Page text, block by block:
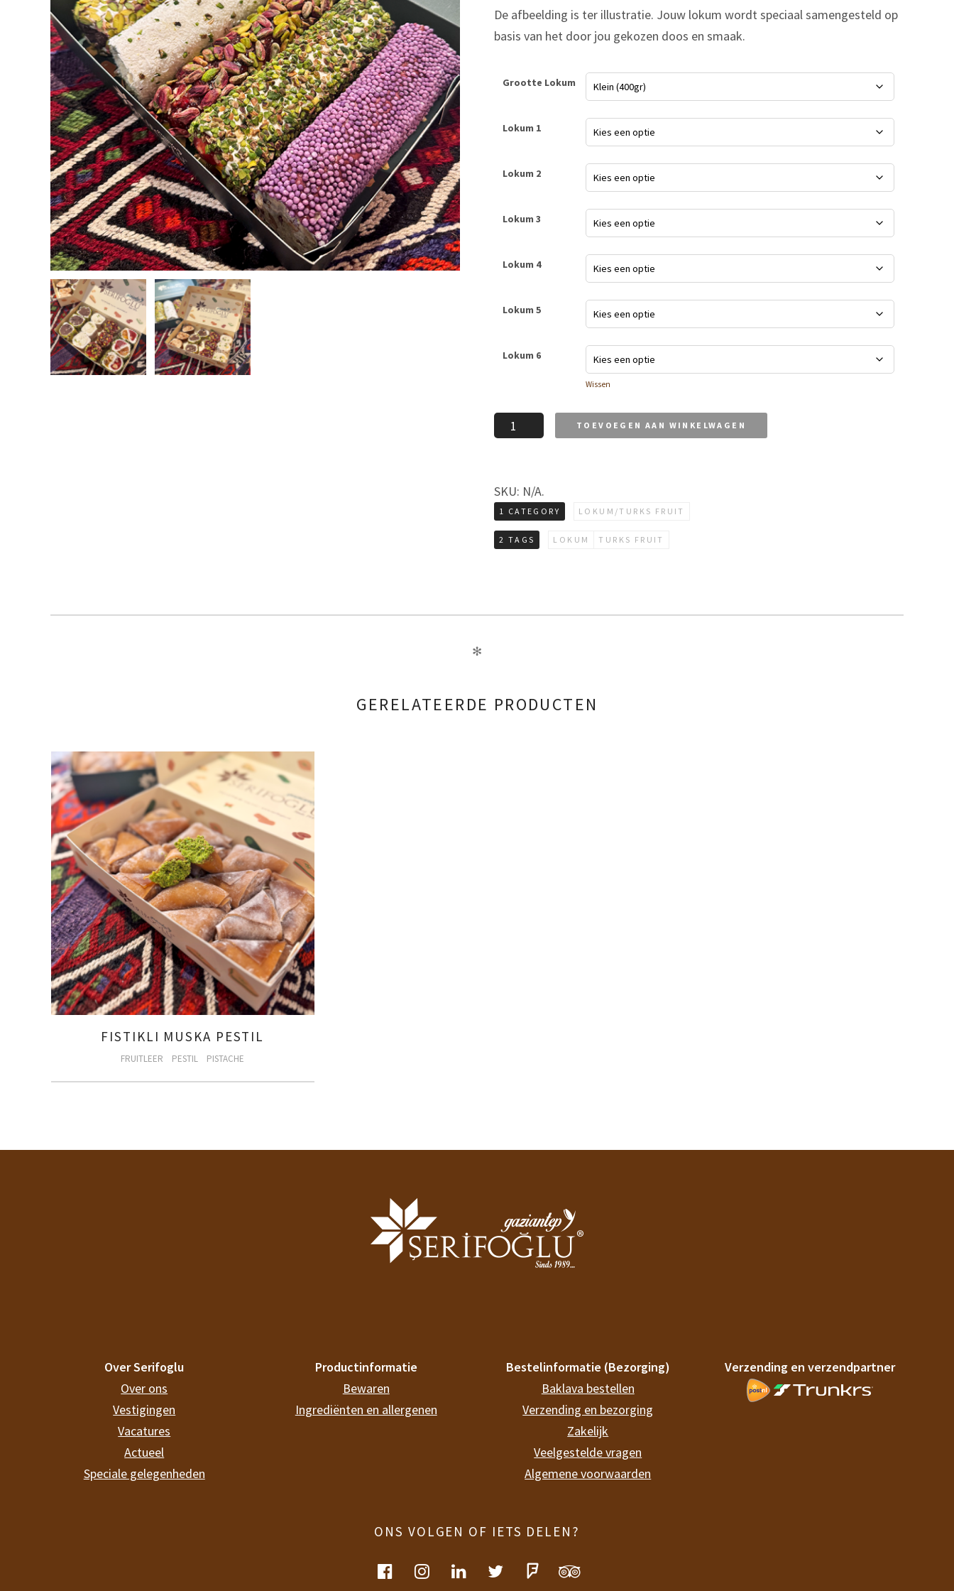
De afbeelding is ter illustratie. Jouw lokum wordt speciaal samengesteld op
basis van het door jou gekozen doos en smaak.
Grootte Lokum
Lokum 1
Lokum 2
Lokum 3
Lokum 4
Lokum 5
Lokum 6
Wissen
Lokum
Turks
aantal
TOEVOEGEN AAN WINKELWAGEN
SKU: N/A.
1 CATEGORY LOKUM/TURKS FRUIT
2 TAGS LOKUM TURKS FRUIT
✻
GERELATEERDE PRODUCTEN
FISTIKLI MUSKA PESTIL
FRUITLEER PESTIL PISTACHE
Over Serifoglu
Over ons
Vestigingen
Vacatures
Actueel
Speciale gelegenheden
Productinformatie
Bewaren
Ingrediënten en allergenen
Bestelinformatie (Bezorging)
Baklava bestellen
Verzending en bezorging
Zakelijk
Veelgestelde vragen
Algemene voorwaarden
Verzending en verzendpartner
ONS VOLGEN OF IETS DELEN?
facebookinstagram
linkedintwitterfoursquaretripadvisor